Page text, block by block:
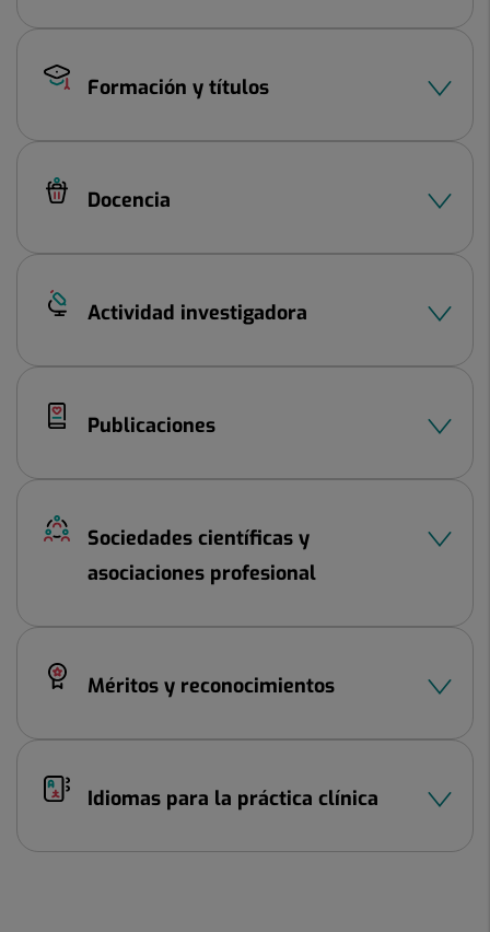
Formación y títulos
Docencia
Actividad investigadora
Publicaciones
Sociedades científicas y
asociaciones profesional
Méritos y reconocimientos
Idiomas para la práctica clínica